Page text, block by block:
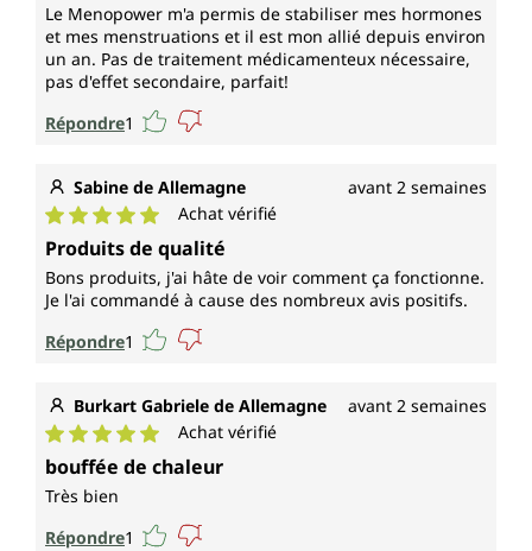
Le Menopower m'a permis de stabiliser mes hormones
et mes menstruations et il est mon allié depuis environ
un an. Pas de traitement médicamenteux nécessaire,
pas d'effet secondaire, parfait!
Répondre1
Sabine de Allemagne avant 2 semaines
Note moyenne de 5 sur 5 étoiles
Achat vérifié
Produits de qualité
Bons produits, j'ai hâte de voir comment ça fonctionne.
Je l'ai commandé à cause des nombreux avis positifs.
Répondre1
Burkart Gabriele de Allemagne avant 2 semaines
Note moyenne de 5 sur 5 étoiles
Achat vérifié
bouffée de chaleur
Très bien
Répondre1